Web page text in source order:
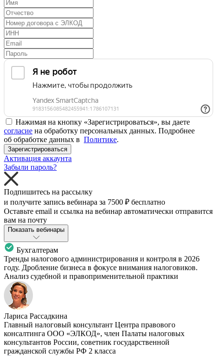
Нажимая на кнопку «Зарегистрироваться», вы даете
согласие на обработку персональных данных. Подробнее
об обработке данных в Политике.
Зарегистрироваться
Активация аккаунта
Забыли пароль?
Подпишитесь на рассылку
и получите запись вебинара за 7500 ₽ бесплатно
Оставьте email и ссылка на вебинар автоматически отправится
вам на почту
Показать вебинары
Бухгалтерам
Тренды налогового администрирования и контроля в 2026
году. Дробление бизнеса в фокусе внимания налоговиков.
Анализ судебной и правоприменительной практики
Лариса Рассадкина
Главный налоговый консультант Центра правового
консалтинга ООО «ЭЛКОД», член Палаты налоговых
консультантов России, советник государственной
гражданской службы РФ 2 класса